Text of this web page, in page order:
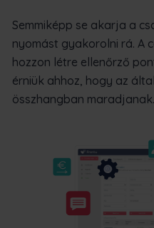
Semmiképp se akarja a
nyomást gyakorolni rá. A
hozzon létre ellenőrző
érniük ahhoz, hogy az
összhangban maradjanak.